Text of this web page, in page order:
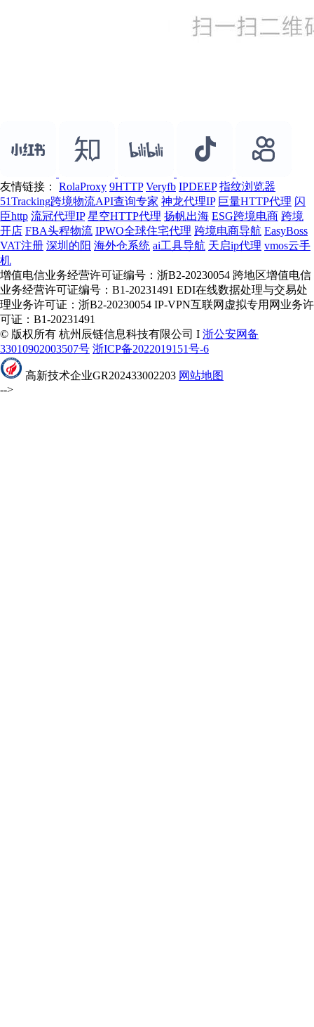
友情链接： RolaProxy 9HTTP Veryfb IPDEEP 指纹浏览器
51Tracking跨境物流API查询专家 神龙代理IP 巨量HTTP代理 闪
臣http 流冠代理IP 星空HTTP代理 扬帆出海 ESG跨境电商 跨境
开店 FBA头程物流 IPWO全球住宅代理 跨境电商导航 EasyBoss
VAT注册 深圳的阳 海外仓系统 ai工具导航 天启ip代理 vmos云手
机
增值电信业务经营许可证编号：浙B2-20230054 跨地区增值电信
业务经营许可证编号：B1-20231491 EDI在线数据处理与交易处
理业务许可证：浙B2-20230054 IP-VPN互联网虚拟专用网业务许
可证：B1-20231491
© 版权所有 杭州辰链信息科技有限公司 I 浙公安网备
33010902003507号 浙ICP备2022019151号-6
高新技术企业GR202433002203 网站地图
-->